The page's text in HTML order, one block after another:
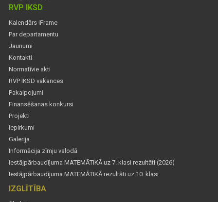
RVP IKSD
Kalendārs iFrame
Par departamentu
Jaunumi
Kontakti
Normatīvie akti
RVP IKSD vakances
Pakalpojumi
Finansēšanas konkursi
Projekti
Iepirkumi
Galerija
Informācija zīmju valodā
Iestājpārbaudījuma MATEMĀTIKĀ uz 7. klasi rezultāti (2026)
Iestājpārbaudījuma MATEMĀTIKĀ rezultāti uz 10. klasi
IZGLĪTĪBA